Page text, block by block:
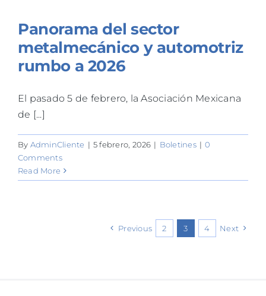
Panorama del sector
metalmecánico y automotriz
rumbo a 2026
El pasado 5 de febrero, la Asociación Mexicana
de [...]
By AdminCliente | 5 febrero, 2026 | Boletines | 0
Comments
Read More
Previous 2 3 4 Next